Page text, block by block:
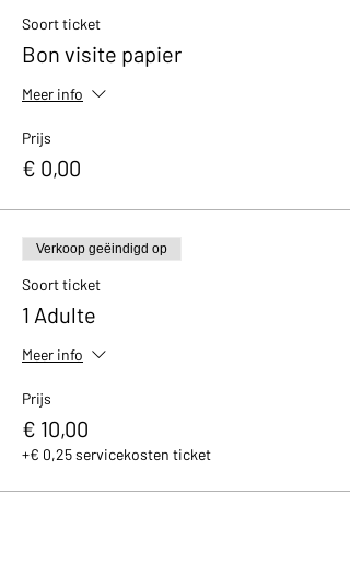
de 10% valable dans notre boutique.
Soort ticket
Bon visite papier
Meer info
Prijs
€ 0,00
Verkoop geëindigd op
Soort ticket
1 Adulte
Meer info
Prijs
€ 10,00
+€ 0,25 servicekosten ticket